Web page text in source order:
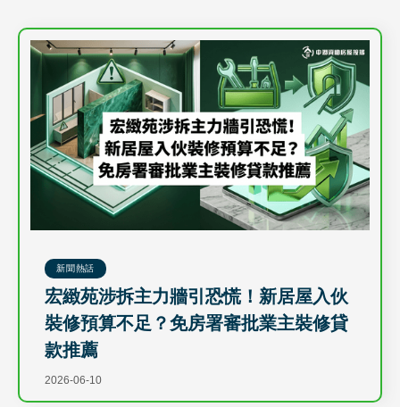
新聞熱話
宏緻苑涉拆主力牆引恐慌！新居屋入伙
裝修預算不足？免房署審批業主裝修貸
款推薦
2026-06-10